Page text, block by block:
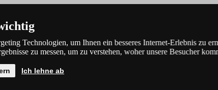
Technologien, um Ihnen ein besseres Internet-Erlebnis zu
zu messen, um zu verstehen, woher unsere Besucher
Ich lehne ab